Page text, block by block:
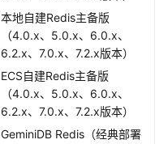
本地自建Redis主备版
（4.0.x、5.0.x、6.0.x、
6.2.x、7.0.x、7.2.x版本）
ECS自建Redis主备版
（4.0.x、5.0.x、6.0.x、
6.2.x、7.0.x、7.2.x版本）
GeminiDB Redis（经典部署